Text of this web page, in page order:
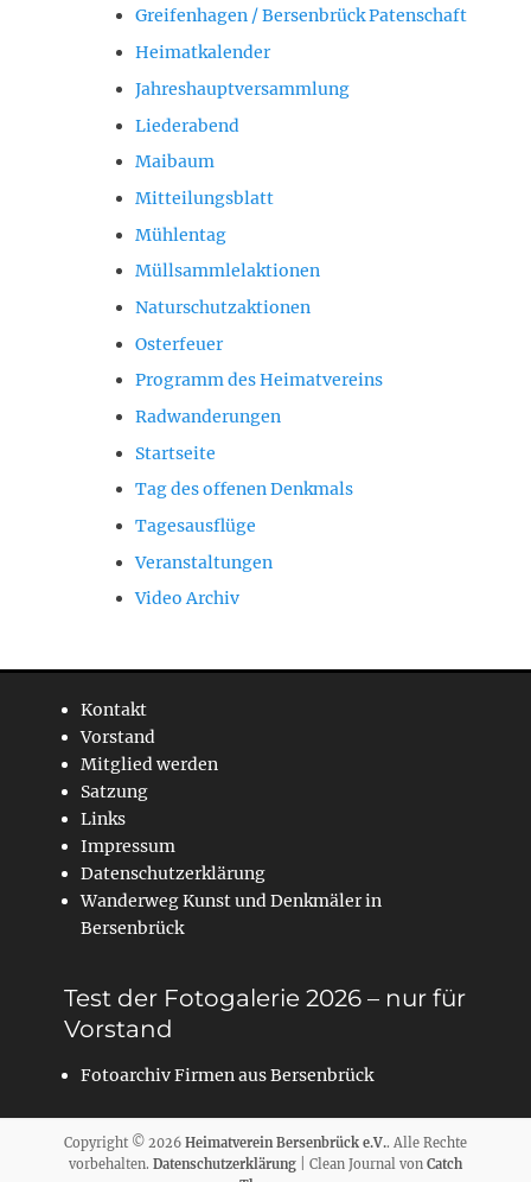
Greifenhagen / Bersenbrück Patenschaft
Heimatkalender
Jahreshauptversammlung
Liederabend
Maibaum
Mitteilungsblatt
Mühlentag
Müllsammlelaktionen
Naturschutzaktionen
Osterfeuer
Programm des Heimatvereins
Radwanderungen
Startseite
Tag des offenen Denkmals
Tagesausflüge
Veranstaltungen
Video Archiv
Kontakt
Vorstand
Mitglied werden
Satzung
Links
Impressum
Datenschutzerklärung
Wanderweg Kunst und Denkmäler in
Bersenbrück
Test der Fotogalerie 2026 – nur für
Vorstand
Fotoarchiv Firmen aus Bersenbrück
Copyright © 2026 Heimatverein Bersenbrück e.V.. Alle Rechte
vorbehalten. Datenschutzerklärung | Clean Journal von Catch